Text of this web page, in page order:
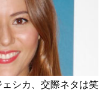
シカ、交際ネタは笑